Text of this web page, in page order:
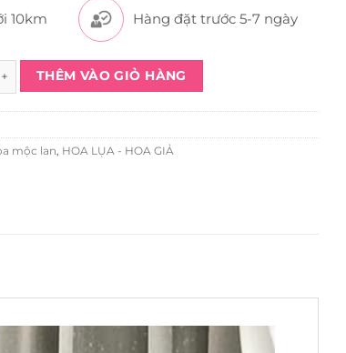
10km Hàng đặt trước 5-7 ngày
Mộc Lan Đỏ HL1023 quantity
THÊM VÀO GIỎ HÀNG
mộc lan HOA LỤA - HOA GIẢ